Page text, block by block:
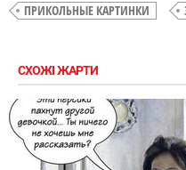
ПРИКОЛЬНЫЕ КАРТИНКИ
СХОЖІ ЖАРТИ